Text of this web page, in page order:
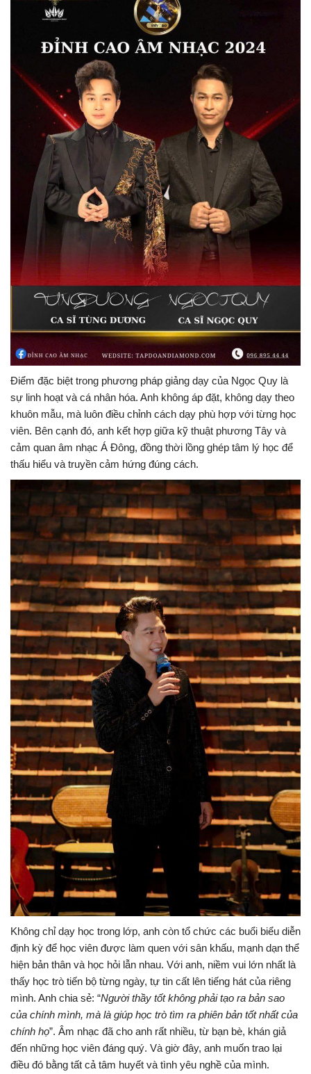
Điểm đặc biệt trong phương pháp giảng dạy của Ngọc Quy là
sự linh hoạt và cá nhân hóa. Anh không áp đặt, không dạy theo
khuôn mẫu, mà luôn điều chỉnh cách dạy phù hợp với từng học
viên. Bên cạnh đó, anh kết hợp giữa kỹ thuật phương Tây và
cảm quan âm nhạc Á Đông, đồng thời lồng ghép tâm lý học để
thấu hiểu và truyền cảm hứng đúng cách.
Không chỉ dạy học trong lớp, anh còn tổ chức các buổi biểu diễn
định kỳ để học viên được làm quen với sân khấu, mạnh dạn thể
hiện bản thân và học hỏi lẫn nhau. Với anh, niềm vui lớn nhất là
thấy học trò tiến bộ từng ngày, tự tin cất lên tiếng hát của riêng
mình. Anh chia sẻ: “Người thầy tốt không phải tạo ra bản sao
của chính mình, mà là giúp học trò tìm ra phiên bản tốt nhất của
chính họ”. Âm nhạc đã cho anh rất nhiều, từ bạn bè, khán giả
đến những học viên đáng quý. Và giờ đây, anh muốn trao lại
điều đó bằng tất cả tâm huyết và tình yêu nghề của mình.